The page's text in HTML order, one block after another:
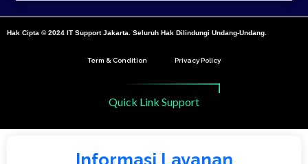
Hak Cipta © 2024 IT Support Jakarta. Seluruh Hak Dilindungi Undang-Undang.
Term & Condition Privacy Policy
Quick Link Support